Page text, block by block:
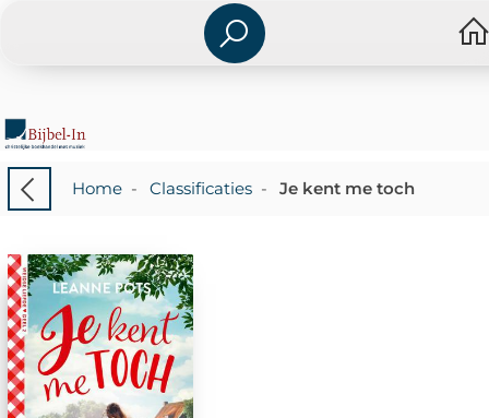
Home- Classificaties- Je kent me toch